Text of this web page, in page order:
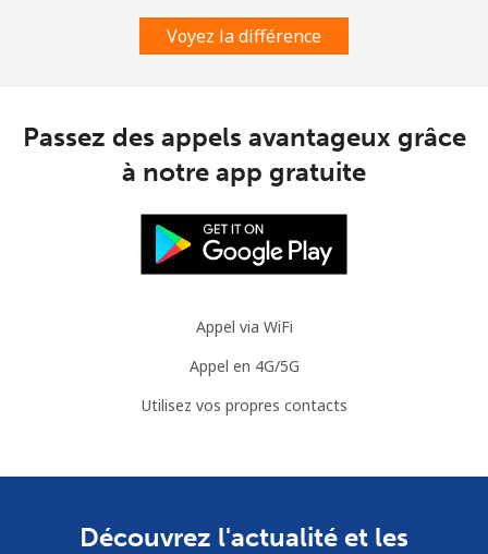
Voyez la différence
Passez des appels avantageux grâce
à notre app gratuite
Appel via WiFi
Appel en 4G/5G
Utilisez vos propres contacts
Découvrez l'actualité et les